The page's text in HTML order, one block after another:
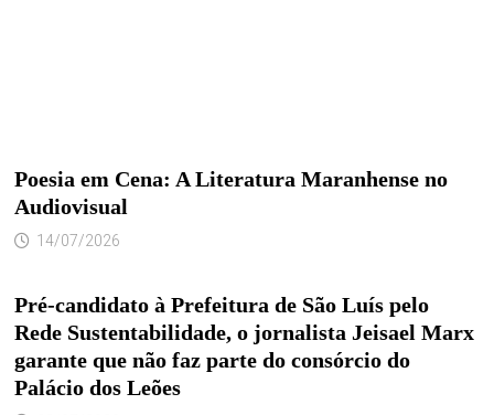
Poesia em Cena: A Literatura Maranhense no
Audiovisual
14/07/2026
Pré-candidato à Prefeitura de São Luís pelo
Rede Sustentabilidade, o jornalista Jeisael Marx
garante que não faz parte do consórcio do
Palácio dos Leões